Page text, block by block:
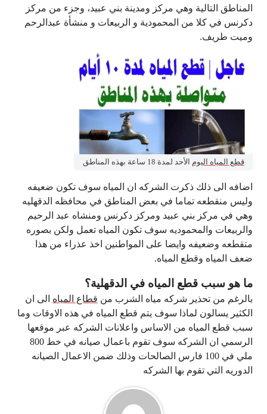
المناطق التالية وهي مركز ومدينة بني عبيد، وجزء من مركز
دكرنس في كلا من المحمودية و الربيعات و منشأة عبدالرحم
وميت طريف.
قطع المياه اليوم الأحد لمدة 18 ساعة بهذه المناطق
اضافه الى ذلك ذكرت الشركه ان المياه سوف تكون ضعيفه
وليس منقطعه تماما في بعض المناطق في محافظه الدقهليه
وهي في مركز بني عبيد ومركز دكرنس ومنشاه عبد الرحيم
والربيعات والمحموديه سوف تكون المياه تعمل ولكن بصوره
متقطعه وضعيفه وايضا على المواطنين اخذ عذراء من هذا
ضعف المياه وقطع المياه.
ما هو سبب قطع المياه في الدقهلية؟
بالرغم من تحذير شركه مياه الشرب من قطاع المياه الى ان
الكثير يسالون لماذا سوف يتم قطع المياه في هذه الاوقات وما
سبب قطع المياه من الاساس واعلانات الشركه عبر موقعها
الرسمي ان الشركه سوف تقوم باعمال صيانه في خط 800
ملي في 100 فارس الصالحات وذلك ضمن الاعمال الصيانه
الدوريه التي تقوم بها الشركه